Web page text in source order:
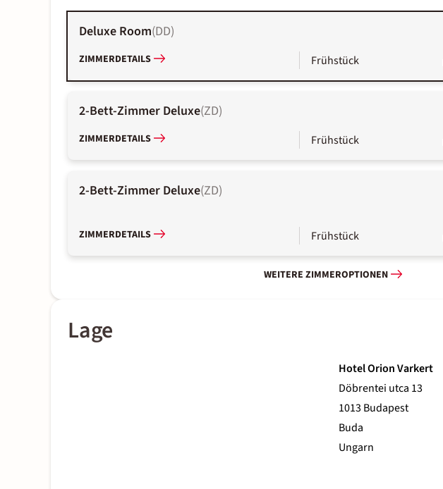
Deluxe Room(DD)
ZIMMERDETAILS Frühstück
2-Bett-Zimmer Deluxe(ZD)
ZIMMERDETAILS Frühstück
2-Bett-Zimmer Deluxe(ZD)
ZIMMERDETAILS Frühstück
WEITERE ZIMMEROPTIONEN
Lage
Hotel Orion Varkert
Döbrentei utca 13
1013 Budapest
Buda
Ungarn